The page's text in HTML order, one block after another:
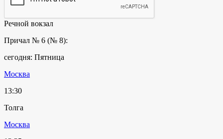
Речной вокзал
Причал № 6 (№ 8):
сегодня: Пятница
Москва
13:30
Толга
Москва